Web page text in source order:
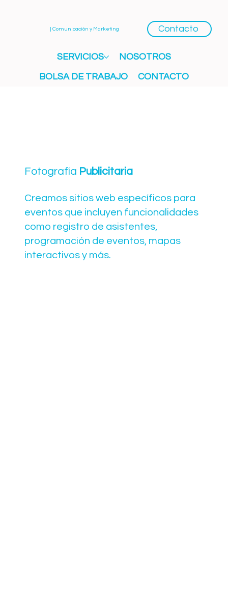
| Comunicación y Marketing
SERVICIOS NOSOTROS
BOLSA DE TRABAJO CONTACTO
Contacto
Creamos sitios web específicos para
eventos que incluyen funcionalidades
como registro de asistentes,
programación de eventos, mapas
interactivos y más.
Fotografía Publicitaria